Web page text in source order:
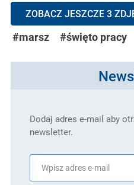
ZOBACZ JESZCZE 3
#marsz #święto pracy
Dodaj adres e-mail aby
newsletter.